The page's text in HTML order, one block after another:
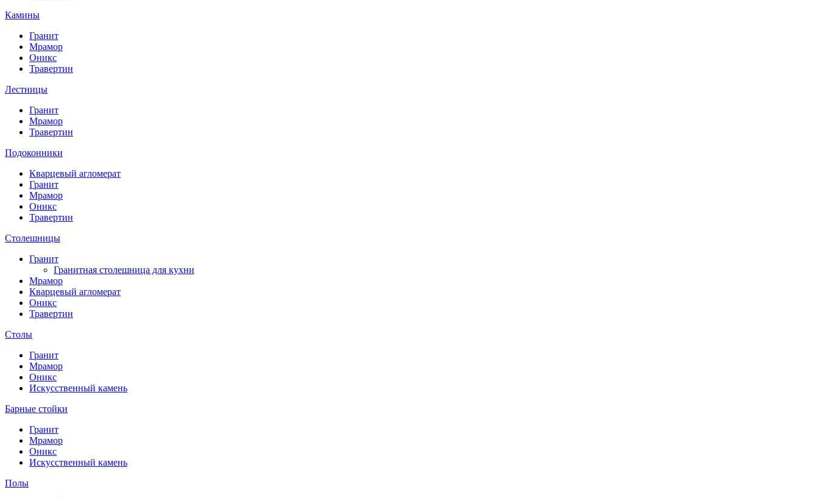
Камины
Гранит
Мрамор
Оникс
Травертин
Лестницы
Гранит
Мрамор
Травертин
Подоконники
Кварцевый агломерат
Гранит
Мрамор
Оникс
Травертин
Столешницы
Гранит
Гранитная столешница для кухни
Мрамор
Кварцевый агломерат
Оникс
Травертин
Столы
Гранит
Мрамор
Оникс
Искусственный камень
Барные стойки
Гранит
Мрамор
Оникс
Искусственный камень
Полы